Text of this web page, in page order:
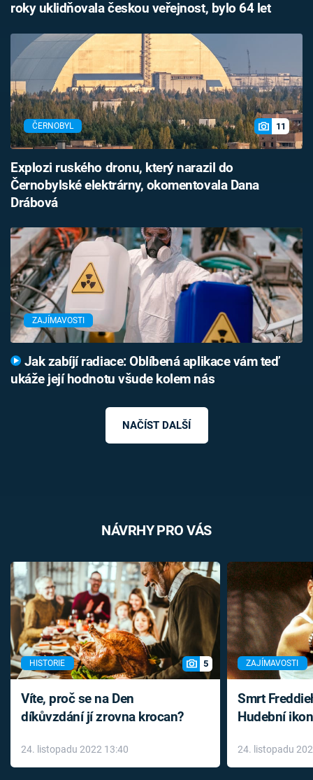
roky uklidňovala českou veřejnost, bylo 64 let
ČERNOBYL 11
Explozi ruského dronu, který narazil do
Černobylské elektrárny, okomentovala Dana
Drábová
ZAJÍMAVOSTI
Jak zabíjí radiace: Oblíbená aplikace vám teď
ukáže její hodnotu všude kolem nás
NAČÍST DALŠÍ
NÁVRHY PRO VÁS
HISTORIE 5
Víte, proč se na Den
díkůvzdání jí zrovna krocan?
24. listopadu 2022 13:40
ZAJÍMAVOSTI
Smrt
Hudební
léky
24. listopadu